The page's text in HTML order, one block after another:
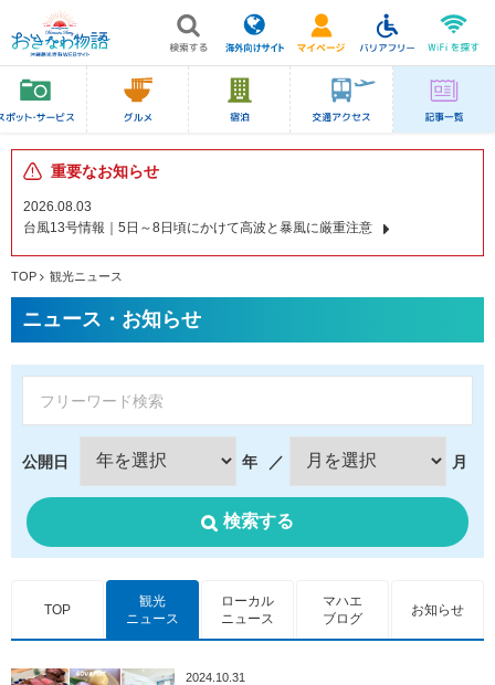
重要なお知らせ
2026.08.03
台風13号情報｜5日～8日頃にかけて高波と暴風に厳重注意
TOP 観光ニュース
ニュース・お知らせ
公開日 年 ／ 月
検索する
TOP
観光
ニュース
ローカル
ニュース
マハエ
ブログ
お知らせ
2024.10.31